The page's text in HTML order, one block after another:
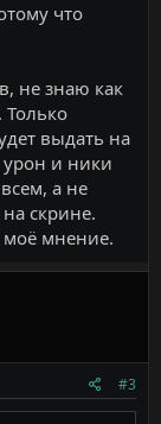
что
не знаю как
Только
выдать на
и ники
а не
скрине.
моё мнение.
#3